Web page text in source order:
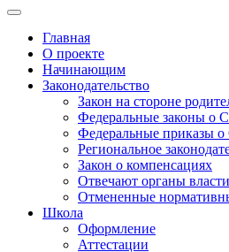
Главная
О проекте
Начинающим
Законодательство
Закон на стороне
Федеральные законы о
Федеральные приказы
Региональное
Закон о компенсациях
Отвечают органы власти
Отмененные
Школа
Оформление
Аттестации